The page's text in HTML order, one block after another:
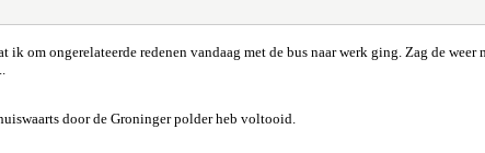
ik om ongerelateerde redenen vandaag met de bus naar werk ging. Zag de
door de Groninger polder heb voltooid.